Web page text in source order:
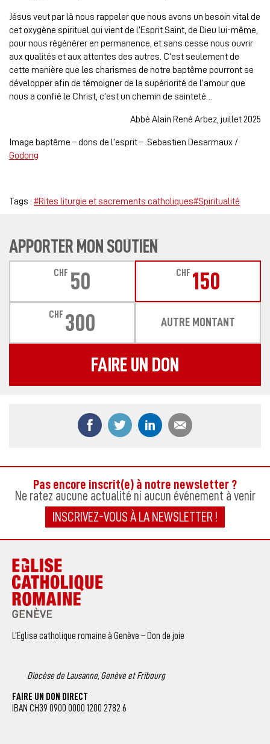
Jésus veut par là nous rappeler que nous avons un besoin vital de
cet oxygène spirituel qui vient de l’Esprit Saint, de Dieu lui-même,
pour nous régénérer en permanence, et sans cesse nous ouvrir
aux qualités et aux attentes des autres. C’est seulement de
cette manière que les charismes de notre baptême pourront se
développer afin de témoigner de la supériorité de l’amour que
nous a confié le Christ, c’est un chemin de sainteté…
Abbé Alain René Arbez, juillet 2025
Image baptême – dons de l’esprit – :Sebastien Desarmaux /
Godong
Tags : #Rites liturgie et sacrements catholiques#Spiritualité
APPORTER MON SOUTIEN
CHF 50 CHF 150
CHF 300 AUTRE MONTANT
FAIRE UN DON
Partager ce contenu sur Facebook
Partager ce contenu sur Twitter
Partager ce contenu
Pas encore inscrit(e) à notre newsletter ?
Ne ratez aucune actualité ni aucun événement à venir
INSCRIVEZ-VOUS À LA NEWSLETTER !
L’Eglise catholique romaine à Genève – Don de joie
Diocèse de Lausanne, Genève et Fribourg
FAIRE UN DON DIRECT
IBAN CH39 0900 0000 1200 2782 6